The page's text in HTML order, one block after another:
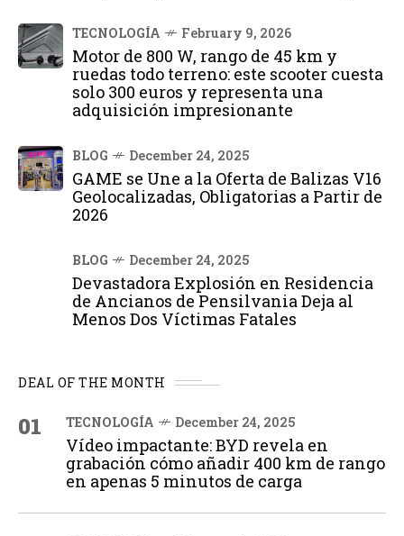
TECNOLOGÍA February 9, 2026
Motor de 800 W, rango de 45 km y
ruedas todo terreno: este scooter cuesta
solo 300 euros y representa una
adquisición impresionante
BLOG December 24, 2025
GAME se Une a la Oferta de Balizas V16
Geolocalizadas, Obligatorias a Partir de
2026
BLOG December 24, 2025
Devastadora Explosión en Residencia
de Ancianos de Pensilvania Deja al
Menos Dos Víctimas Fatales
DEAL OF THE MONTH
01 TECNOLOGÍA December 24, 2025
Vídeo impactante: BYD revela en
grabación cómo añadir 400 km de rango
en apenas 5 minutos de carga